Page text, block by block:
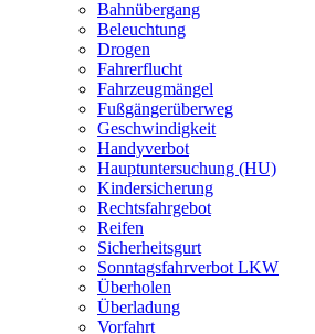
Bahnübergang
Beleuchtung
Drogen
Fahrerflucht
Fahrzeugmängel
Fußgängerüberweg
Geschwindigkeit
Handyverbot
Hauptuntersuchung (HU)
Kindersicherung
Rechtsfahrgebot
Reifen
Sicherheitsgurt
Sonntagsfahrverbot LKW
Überholen
Überladung
Vorfahrt